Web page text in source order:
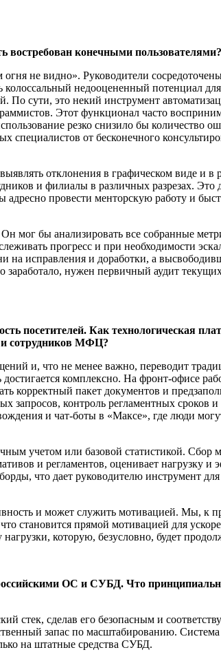
конечными пользователями?
не видно». Руководители
недооцененный потенциал для
сути, это некий инструмент
Этот функционал часто
резко снизило бы количество
от бесконечного
отклонения в графическом виде и в
и филиалы в различных разрезах. Это
адресно провести менторскую работу и
мог бы анализировать все собранные
прогресс и при необходимости
исправления и доработки, а
заработало, нужен первичный аудит
посетителей. Как технологическая
и сотрудников МФЦ?
и, что не менее важно, переводит
комплексно. На фронт-офисе
пакет документов и
запросов, контроль регламентных сроков
и чат-боты в «Максе», где люди
учетом или базовой статистикой. Сбор
и регламентов, оценивает нагрузку и
что дает руководителю инструмент
и может служить мотивацией. Мы, к
становится прямой мотивацией для
которую, безусловно, будет
ОС и СУБД. Что
стек, сделав его безопасным и
запас по масштабированию. Система
на штатные средства СУБД.